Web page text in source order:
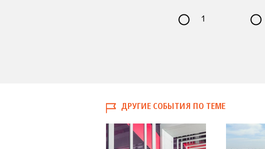
1
ДРУГИЕ СОБЫТИЯ ПО ТЕМЕ